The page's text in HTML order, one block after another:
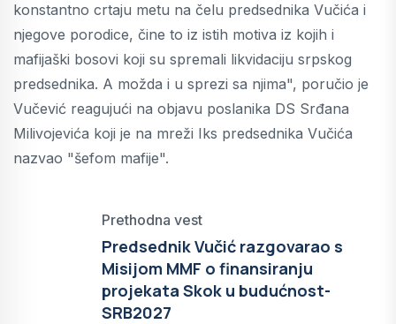
konstantno crtaju metu na čelu predsednika Vučića i
njegove porodice, čine to iz istih motiva iz kojih i
mafijaški bosovi koji su spremali likvidaciju srpskog
predsednika. A možda i u sprezi sa njima", poručio je
Vučević reagujući na objavu poslanika DS Srđana
Milivojevića koji je na mreži Iks predsednika Vučića
nazvao "šefom mafije".
Prethodna vest
Predsednik Vučić razgovarao s
Misijom MMF o finansiranju
projekata Skok u budućnost-
SRB2027